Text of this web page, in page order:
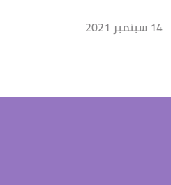
14 سبتمبر 2021